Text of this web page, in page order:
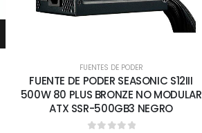
FUENTES DE PODER
FUENTE DE PODER SEASONIC S12III
500W 80 PLUS BRONZE NO MODULAR
ATX SSR-500GB3 NEGRO